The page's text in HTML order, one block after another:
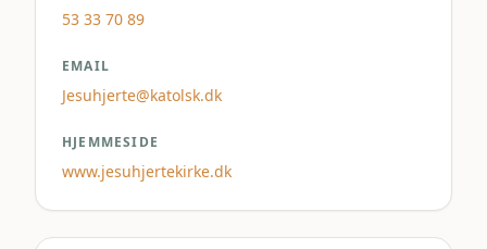
53 33 70 89
EMAIL
Jesuhjerte@katolsk.dk
HJEMMESIDE
www.jesuhjertekirke.dk